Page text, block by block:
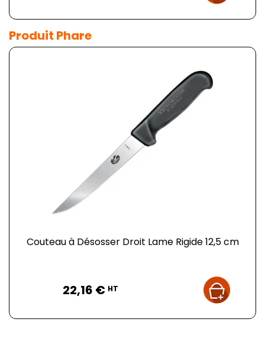
Produit Phare
Couteau à Désosser Droit Lame Rigide 12,5 cm
22,16 € HT